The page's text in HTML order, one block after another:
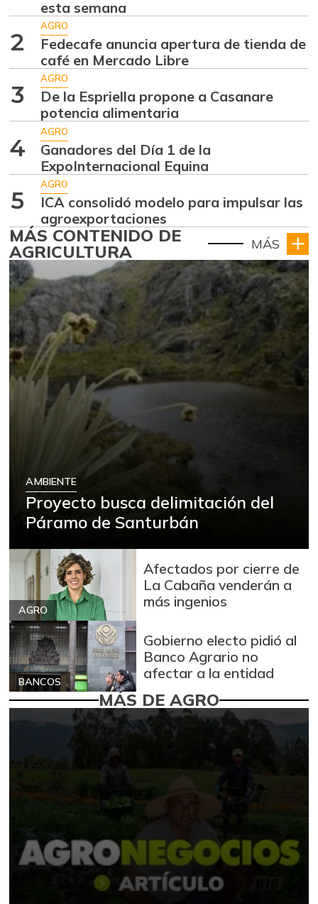
esta semana
2
AGRO
Fedecafe anuncia apertura de tienda de
café en Mercado Libre
3
AGRO
De la Espriella propone a Casanare
potencia alimentaria
4
AGRO
Ganadores del Día 1 de la
ExpoInternacional Equina
5
AGRO
ICA consolidó modelo para impulsar las
agroexportaciones
MÁS CONTENIDO DE
AGRICULTURA MÁS
AMBIENTE
Proyecto busca delimitación del
Páramo de Santurbán
AGRO
Afectados por cierre de
La Cabaña venderán a
más ingenios
BANCOS
Gobierno electo pidió al
Banco Agrario no
afectar a la entidad
MÁS DE AGRO